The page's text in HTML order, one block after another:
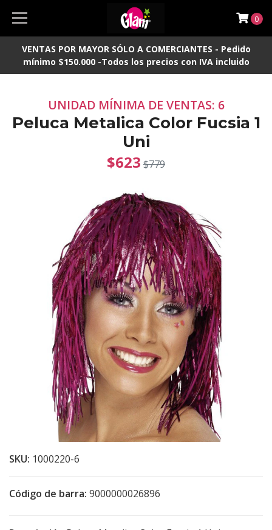
VENTAS POR MAYOR SÓLO A COMERCIANTES - Pedido
mínimo $150.000 -Todos los precios con IVA incluido
0
UNIDAD MÍNIMA DE VENTAS: 6
Peluca Metalica Color Fucsia 1
Uni
$623 $779
SKU: 1000220-6
Código de barra: 9000000026896